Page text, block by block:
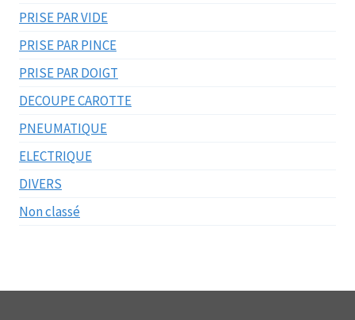
PRISE PAR VIDE
PRISE PAR PINCE
PRISE PAR DOIGT
DECOUPE CAROTTE
PNEUMATIQUE
ELECTRIQUE
DIVERS
Non classé